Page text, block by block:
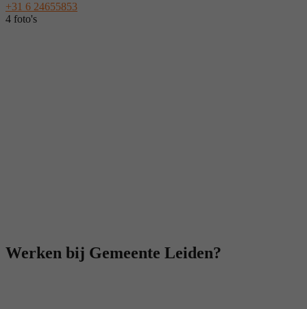
+31 6 24655853
4 foto's
Werken bij Gemeente Leiden?